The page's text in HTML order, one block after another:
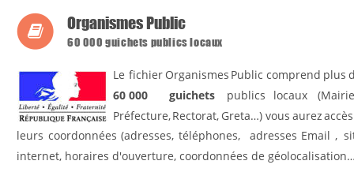

Le fichier Organismes Public comprend plus
60 000
guichets publics locaux
Préfecture,Rectorat, Greta…) vous aurezaccès
leurs coordonnées (adresses, téléphones, adresses Email ,
internet, horaires d'ouverture, coordonnées de
Organismes Public
60 000 guichets publics locaux